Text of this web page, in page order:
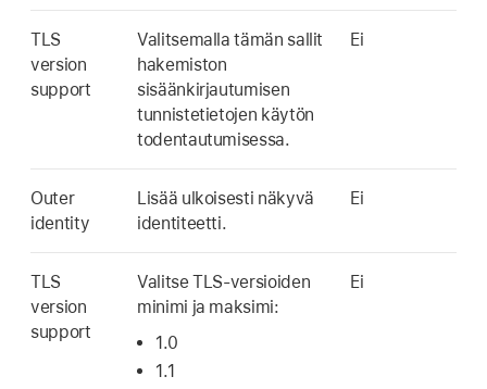
TLS
version
support
Valitsemalla tämän sallit
hakemiston
sisäänkirjautumisen
tunnistetietojen käytön
todentautumisessa.
Ei
Outer
identity
Lisää ulkoisesti näkyvä
identiteetti.
Ei
TLS
version
support
Valitse TLS-versioiden
minimi ja maksimi:
1.0
1.1
Ei